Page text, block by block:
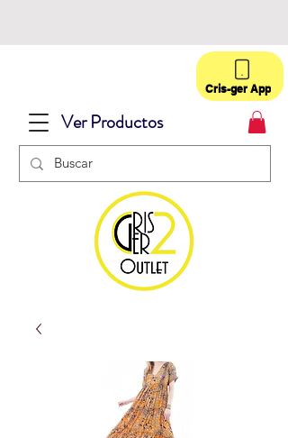
Ver Productos
Cris-ger App